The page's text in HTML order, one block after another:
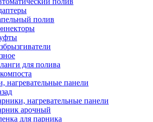
полив
для полива
нагревательные панели
нагревательные панели
арочный
для парника